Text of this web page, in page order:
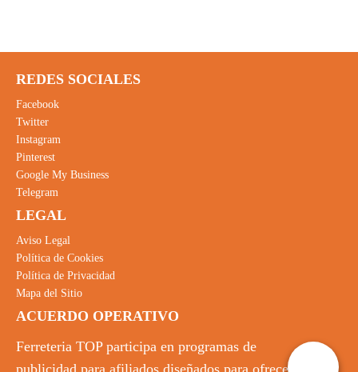
REDES SOCIALES
Facebook
Twitter
Instagram
Pinterest
Google My Business
Telegram
LEGAL
Aviso Legal
Política de Cookies
Política de Privacidad
Mapa del Sitio
ACUERDO OPERATIVO
Ferreteria TOP participa en programas de